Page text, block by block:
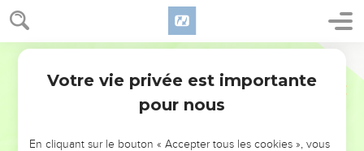
NE MANQUEZ PAS L’ÉVÉNEMENT
Votre vie privée est importante
pour nous
En cliquant sur le bouton « Accepter tous les cookies », vous